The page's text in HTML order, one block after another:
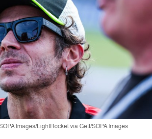
Images/LightRocket via Gett/SOPA Images